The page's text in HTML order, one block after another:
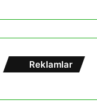
Reklamlar